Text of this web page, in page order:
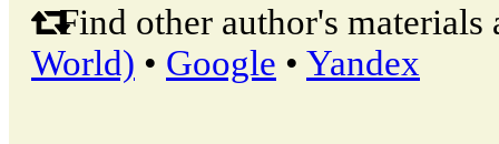
Find other author's materials
World) • Google • Yandex